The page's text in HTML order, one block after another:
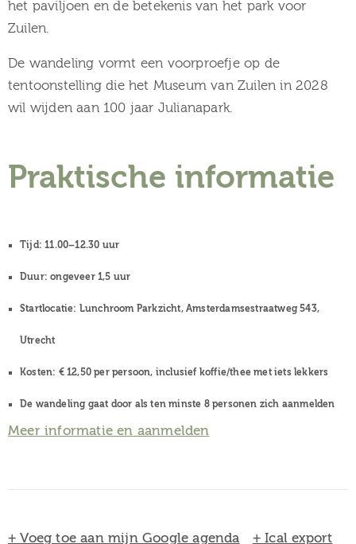
het paviljoen en de betekenis van het park voor
Zuilen.
De wandeling vormt een voorproefje op de
tentoonstelling die het Museum van Zuilen in 2028
wil wijden aan 100 jaar Julianapark.
Praktische informatie
Tijd: 11.00–12.30 uur
Duur: ongeveer 1,5 uur
Startlocatie: Lunchroom Parkzicht, Amsterdamsestraatweg 543,
Utrecht
Kosten: € 12,50 per persoon, inclusief koffie/thee met iets lekkers
De wandeling gaat door als ten minste 8 personen zich aanmelden
Meer informatie en aanmelden
+ Voeg toe aan mijn Google agenda + Ical export